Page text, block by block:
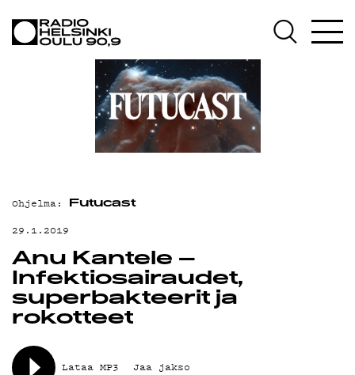
AJANKOHTAISTA
OHJELMAT
TEKIJÄT
ON-DEMAND
MAINOSTA
YHTEYSTIEDOT
G LIVELAB
YSTÄVÄKLUBI
TIETOSUOJA
Ohjelma: Futucast
29.1.2019
Anu Kantele –
Infektiosairaudet,
superbakteerit ja
rokotteet
Lataa MP3 Jaa jakso